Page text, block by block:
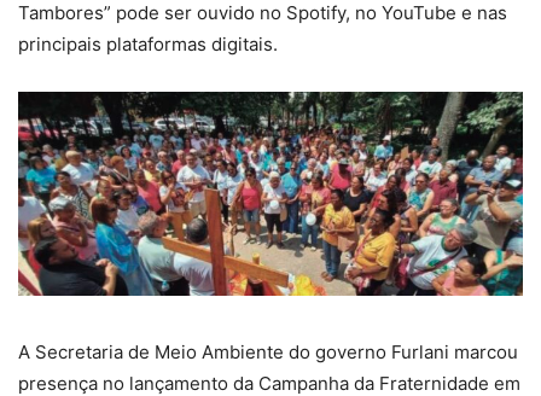
Tambores” pode ser ouvido no Spotify, no YouTube e nas
principais plataformas digitais.
A Secretaria de Meio Ambiente do governo Furlani marcou
presença no lançamento da Campanha da Fraternidade em